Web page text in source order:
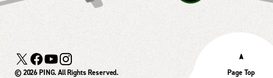
Page Top
© 2026 PING. All Rights Reserved.